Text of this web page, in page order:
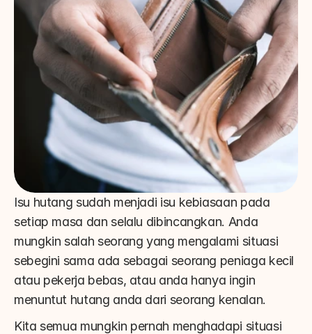
Isu hutang sudah menjadi isu kebiasaan pada
setiap masa dan selalu dibincangkan. Anda
mungkin salah seorang yang mengalami situasi
sebegini sama ada sebagai seorang peniaga kecil
atau pekerja bebas, atau anda hanya ingin
menuntut hutang anda dari seorang kenalan.
Kita semua mungkin pernah menghadapi situasi